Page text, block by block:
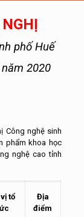
phố Huế
2020
Công nghệ sinh
phẩm khoa học
nghệ cao tỉnh
tổ
Địa
điểm